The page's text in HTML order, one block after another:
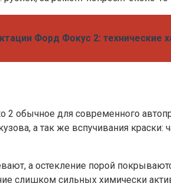
Форд Фокус 2: технические
2 обычное для современного
а так же вспучивания
а остекление порой
слишком сильных химически